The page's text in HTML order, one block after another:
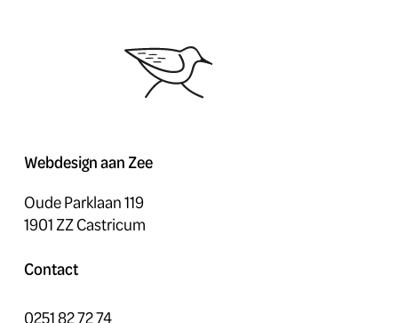
Webdesign aan Zee
Oude Parklaan 119
1901 ZZ Castricum
Contact
0251 82 72 74